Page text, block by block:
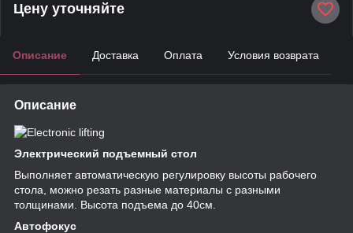
Цену уточняйте
Описание Доставка Оплата Условия возврата
Описание
Электрический подъемный стол
Выполняет автоматическую регулировку высоты рабочего
стола, можно резать разные материалы с разными
толщинами. Высота подъема до 40см.
Автофокус